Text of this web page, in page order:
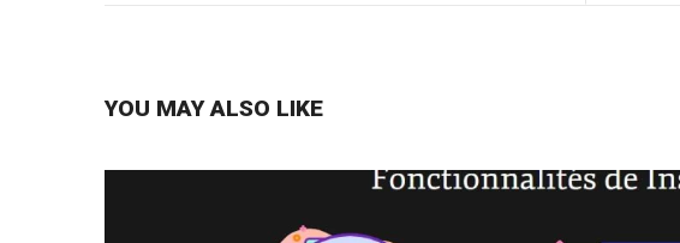
YOU MAY ALSO LIKE